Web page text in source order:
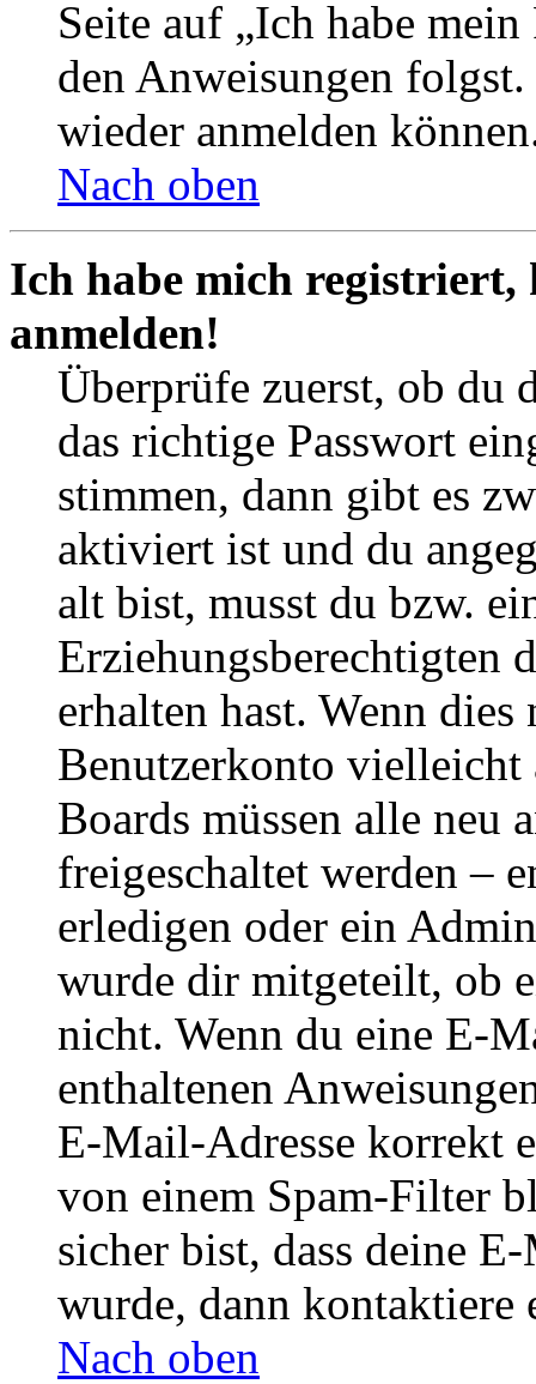
Seite auf „Ich habe
den Anweisungen
wieder anmelden
Nach oben
Ich habe mich
anmelden!
Überprüfe zuerst, ob du
das richtige Passwort
stimmen, dann gibt es
aktiviert ist und du
alt bist, musst du bzw.
Erziehungsberechtigten
erhalten hast. Wenn
Benutzerkonto
Boards müssen alle neu
freigeschaltet werden –
erledigen oder ein
wurde dir mitgeteilt, ob
nicht. Wenn du eine E-
enthaltenen
E-Mail-Adresse korrekt
von einem Spam-Filter
sicher bist, dass deine
wurde, dann kontaktiere
Nach oben